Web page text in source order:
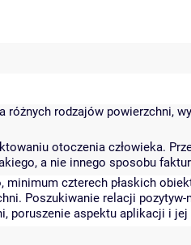
rodzajów powierzchni,
otoczenia człowieka.
a nie innego sposobu
czterech płaskich
Poszukiwanie relacji
poruszenie aspektu aplikacji i jej